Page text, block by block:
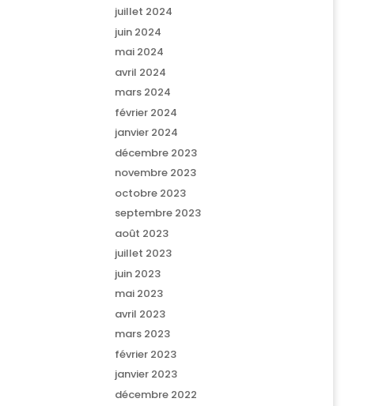
juillet 2024
juin 2024
mai 2024
avril 2024
mars 2024
février 2024
janvier 2024
décembre 2023
novembre 2023
octobre 2023
septembre 2023
août 2023
juillet 2023
juin 2023
mai 2023
avril 2023
mars 2023
février 2023
janvier 2023
décembre 2022